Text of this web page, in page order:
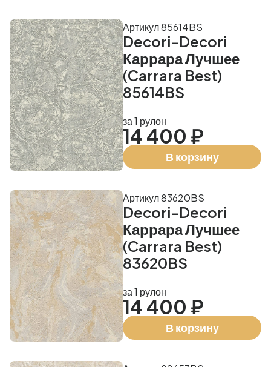
Decori-Decori
Каррара Лучшее
(Carrara Best)
85614BS
Артикул 85614BS
за 1 рулон
14 400 ₽
В корзину
Decori-Decori
Каррара Лучшее
(Carrara Best)
83620BS
Артикул 83620BS
за 1 рулон
14 400 ₽
В корзину